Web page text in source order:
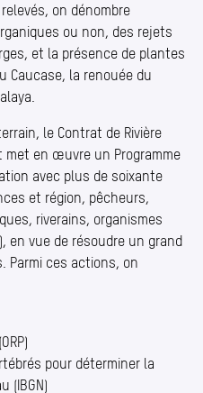
on dénombre
ou non, des rejets
et la présence de plantes
Caucase, la renouée du
le Contrat de Rivière
met en œuvre un Programme
avec plus de soixante
et région, pêcheurs,
riverains, organismes
en vue de résoudre un grand
Parmi ces actions, on
pour déterminer la
(IBGN)